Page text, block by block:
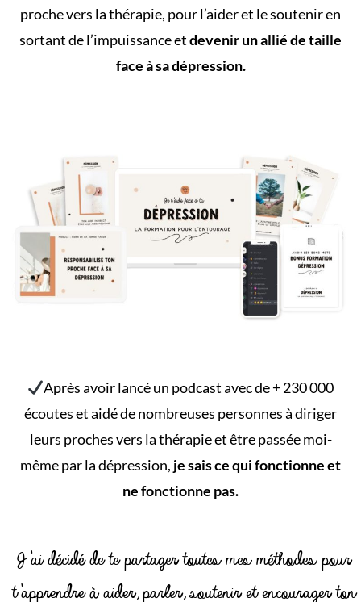
proche vers la thérapie, pour l’aider et le soutenir en
sortant de l’impuissance etdevenir un allié de taille
face à sa dépression.
Après avoir lancé un podcast avec de + 230 000
écoutes et aidé de nombreuses personnes à diriger
leurs proches vers la thérapie et être passée moi-
même par la dépression, je sais ce qui fonctionne et
ne fonctionne pas.
J’ai décidé de te partager toutes mes méthodes pour
t’apprendre à aider, parler, soutenir et encourager ton